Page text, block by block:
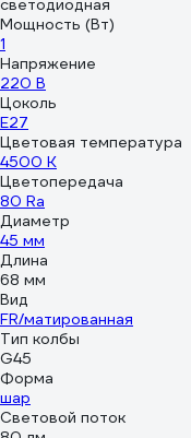
светодиодная
Мощность (Вт)
1
Напряжение
220 В
Цоколь
E27
Цветовая температура
4500 К
Цветопередача
80 Ra
Диаметр
45 мм
Длина
68 мм
Вид
FR/матированная
Тип колбы
G45
Форма
шар
Световой поток